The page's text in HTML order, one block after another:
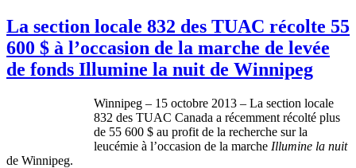
La section locale 832 des TUAC récolte 55
600 $ à l’occasion de la marche de levée
de fonds Illumine la nuit de Winnipeg
Winnipeg – 15 octobre 2013 – La section locale
832 des TUAC Canada a récemment récolté plus
de 55 600 $ au profit de la recherche surla
leucémie à l’occasion de la marche Illumine la nuit
de Winnipeg.